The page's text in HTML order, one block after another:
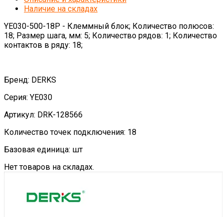
Наличие на складах
YE030-500-18P - Клеммный блок; Количество полюсов:
18; Размер шага, мм: 5; Количество рядов: 1; Количество
контактов в ряду: 18;
Бренд: DERKS
Серия: YE030
Артикул: DRK-128566
Количество точек подключения: 18
Базовая единица: шт
Нет товаров на складах.